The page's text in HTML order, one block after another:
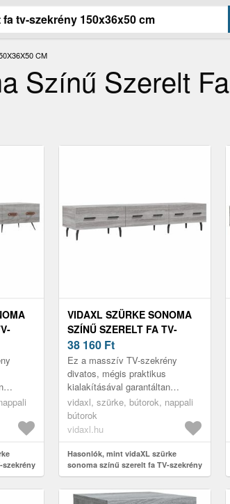
CM
Színű Szerelt
CM
szekrény
VIDAXL SZÜRKE SONOMA
SZÍNŰ SZERELT FA TV-
SZEKRÉNY 150X36X50 CM
38 160 Ft
Ez a masszív TV-szekrény
divatos, mégis praktikus
kialakításával garantáltan
szobája gyöngyszeme lesz.
vidaxl, szürke, bútorok, nappali
bútorok
vidaxl.hu
Hasonlók, mint vidaXL szürke
sonoma színű szerelt fa TV-szekrény
150x36x50 cm